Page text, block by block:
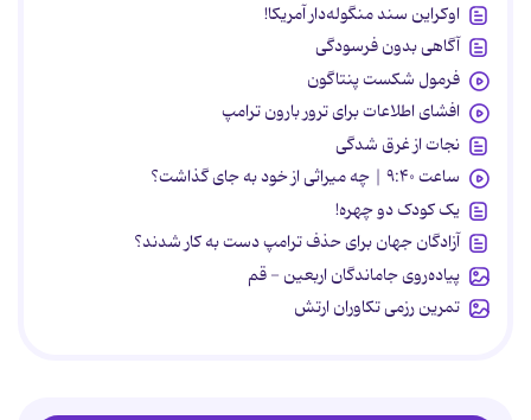
اوکراین سند منگوله‌دار آمریکا!
آگاهی بدون فرسودگی
فرمول شکست پنتاگون
افشای اطلاعات برای ترور بارون ترامپ
نجات از غرق شدگی
ساعت ۹:۴۰ | چه میراثی از خود به جای گذاشت؟
یک کودک دو چهره!
آزادگان جهان برای حذف ترامپ دست به کار شدند؟
پیاده‌روی جاماندگان اربعین - قم
تمرین رزمی تکاوران ارتش